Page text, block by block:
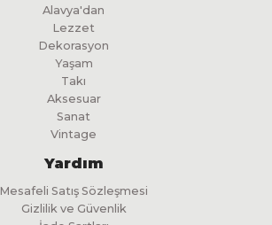
Alavya'dan
Lezzet
Dekorasyon
Yaşam
Takı
Aksesuar
Sanat
Vintage
Yardım
Mesafeli Satış Sözleşmesi
Gizlilik ve Güvenlik